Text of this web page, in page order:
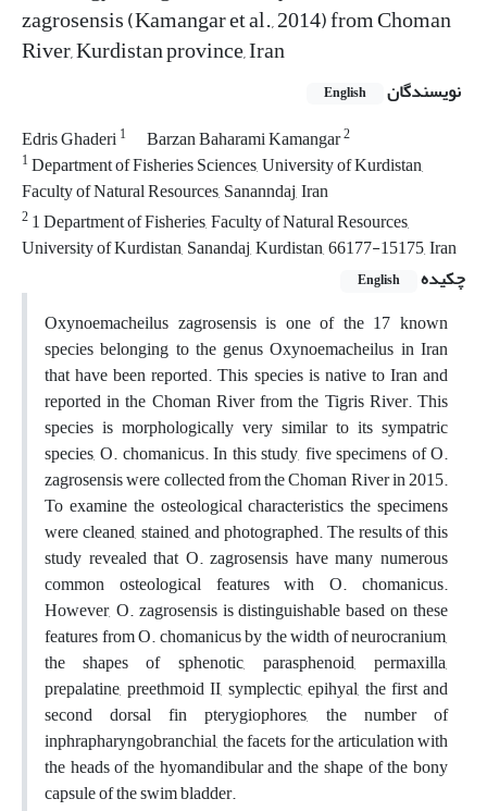
zagrosensis (Kamangar et al., 2014) from Choman
River, Kurdistan province, Iran
نویسندگان English
Edris Ghaderi1 Barzan Baharami Kamangar2
1Department of Fisheries Sciences, University of Kurdistan,
Faculty of Natural Resources, Sananndaj, Iran
21 Department of Fisheries, Faculty of Natural Resources,
University of Kurdistan, Sanandaj, Kurdistan, 66177-15175, Iran
چکیده
English
Oxynoemacheilus zagrosensis is one of the 17 known
species belonging to the genus Oxynoemacheilus in Iran
that have been reported. This species is native to Iran and
reported in the Choman River from the Tigris River. This
species is morphologically very similar to its sympatric
species, O. chomanicus. In this study, five specimens of O.
zagrosensis were collected from the Choman River in 2015.
To examine the osteological characteristics the specimens
were cleaned, stained, and photographed. The results of this
study revealed that O. zagrosensis have many numerous
common osteological features with O. chomanicus.
However, O. zagrosensis is distinguishable based on these
features from O. chomanicus by the width of neurocranium,
the shapes of sphenotic, parasphenoid, permaxilla,
prepalatine, preethmoid II, symplectic, epihyal, the first and
second dorsal fin pterygiophores, the number of
inphrapharyngobranchial, the facets for the articulation with
the heads of the hyomandibular and the shape of the bony
capsule of the swim bladder.